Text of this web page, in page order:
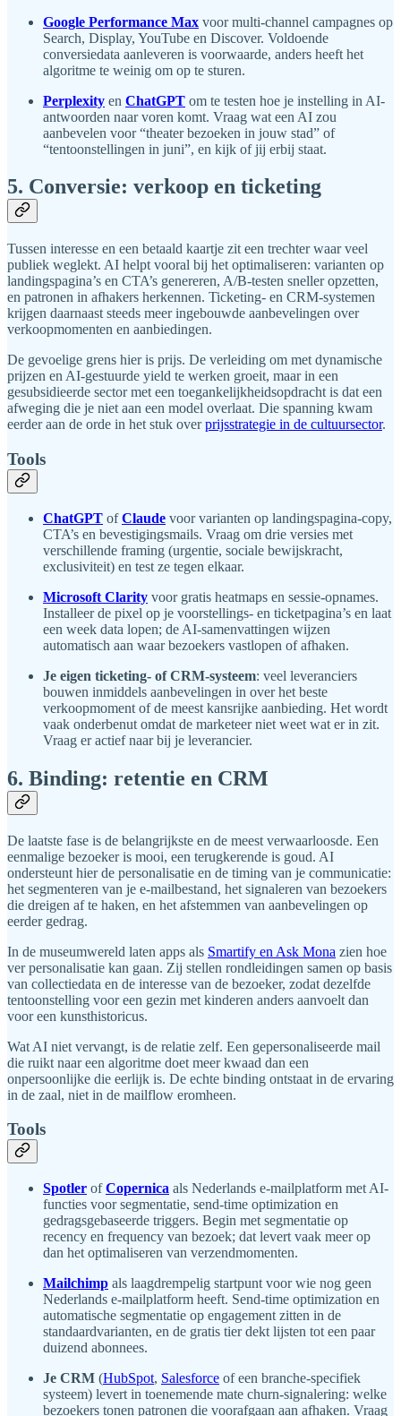
Google Performance Max voor multi-channel campagnes op
Search, Display, YouTube en Discover. Voldoende
conversiedata aanleveren is voorwaarde, anders heeft het
algoritme te weinig om op te sturen.
Perplexity en ChatGPT om te testen hoe je instelling in AI-
antwoorden naar voren komt. Vraag wat een AI zou
aanbevelen voor “theater bezoeken in jouw stad” of
“tentoonstellingen in juni”, en kijk of jij erbij staat.
5. Conversie: verkoop en ticketing
Tussen interesse en een betaald kaartje zit een trechter waar veel
publiek weglekt. AI helpt vooral bij het optimaliseren: varianten op
landingspagina’s en CTA’s genereren, A/B-testen sneller opzetten,
en patronen in afhakers herkennen. Ticketing- en CRM-systemen
krijgen daarnaast steeds meer ingebouwde aanbevelingen over
verkoopmomenten en aanbiedingen.
De gevoelige grens hier is prijs. De verleiding om met dynamische
prijzen en AI-gestuurde yield te werken groeit, maar in een
gesubsidieerde sector met een toegankelijkheidsopdracht is dat een
afweging die je niet aan een model overlaat. Die spanning kwam
eerder aan de orde in het stuk overprijsstrategie in de cultuursector.
Tools
ChatGPT ofClaude voor varianten op landingspagina-copy,
CTA’s en bevestigingsmails. Vraag om drie versies met
verschillende framing (urgentie, sociale bewijskracht,
exclusiviteit) en test ze tegen elkaar.
Microsoft Clarity voor gratis heatmaps en sessie-opnames.
Installeer de pixel op je voorstellings- en ticketpagina’s en laat
een week data lopen; de AI-samenvattingen wijzen
automatisch aan waar bezoekers vastlopen of afhaken.
Je eigen ticketing- of CRM-systeem: veel leveranciers
bouwen inmiddels aanbevelingen in over het beste
verkoopmoment of de meest kansrijke aanbieding. Het wordt
vaak onderbenut omdat de marketeer niet weet wat er in zit.
Vraag er actief naar bij je leverancier.
6. Binding: retentie en CRM
De laatste fase is de belangrijkste en de meest verwaarloosde. Een
eenmalige bezoeker is mooi, een terugkerende is goud. AI
ondersteunt hier de personalisatie en de timing van je communicatie:
het segmenteren van je e-mailbestand, het signaleren van bezoekers
die dreigen af te haken, en het afstemmen van aanbevelingen op
eerder gedrag.
In de museumwereld laten apps als Smartify en Ask Mona zien hoe
ver personalisatie kan gaan. Zij stellen rondleidingen samen op basis
van collectiedata en de interesse van de bezoeker, zodat dezelfde
tentoonstelling voor een gezin met kinderen anders aanvoelt dan
voor een kunsthistoricus.
Wat AI niet vervangt, is de relatie zelf. Een gepersonaliseerde mail
die ruikt naar een algoritme doet meer kwaad dan een
onpersoonlijke die eerlijk is. De echte binding ontstaat in de ervaring
in de zaal, niet in de mailflow eromheen.
Tools
Spotler ofCopernica als Nederlands e-mailplatform met AI-
functies voor segmentatie, send-time optimization en
gedragsgebaseerde triggers. Begin met segmentatie op
recency en frequency van bezoek; dat levert vaak meer op
dan het optimaliseren van verzendmomenten.
Mailchimp als laagdrempelig startpunt voor wie nog geen
Nederlands e-mailplatform heeft. Send-time optimization en
automatische segmentatie op engagement zitten in de
standaardvarianten, en de gratis tier dekt lijsten tot een paar
duizend abonnees.
Je CRM (HubSpot, Salesforce of een branche-specifiek
systeem) levert in toenemende mate churn-signalering: welke
bezoekers tonen patronen die voorafgaan aan afhaken. Vraag